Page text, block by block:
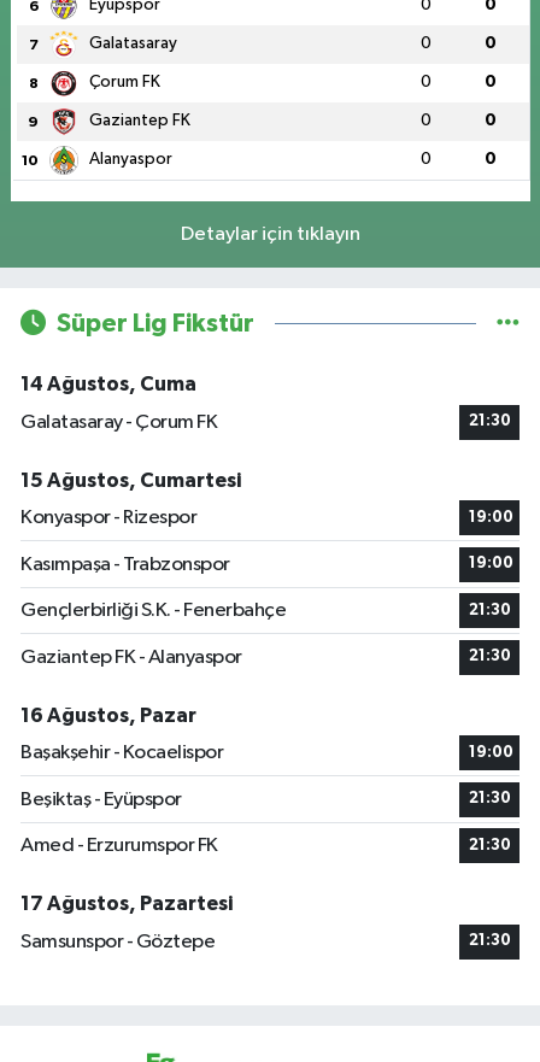
6 Eyüpspor 0 0
7 Galatasaray 0 0
8 Çorum FK 0 0
9 Gaziantep FK 0 0
10 Alanyaspor 0 0
Detaylar için tıklayın
Süper Lig Fikstür
14 Ağustos, Cuma
Galatasaray - Çorum FK
21:30
15 Ağustos, Cumartesi
Konyaspor - Rizespor
19:00
Kasımpaşa - Trabzonspor 19:00
Gençlerbirliği S.K. - Fenerbahçe 21:30
Gaziantep FK - Alanyaspor 21:30
16 Ağustos, Pazar
Başakşehir - Kocaelispor
19:00
Beşiktaş - Eyüpspor 21:30
Amed - Erzurumspor FK 21:30
17 Ağustos, Pazartesi
Samsunspor - Göztepe
21:30